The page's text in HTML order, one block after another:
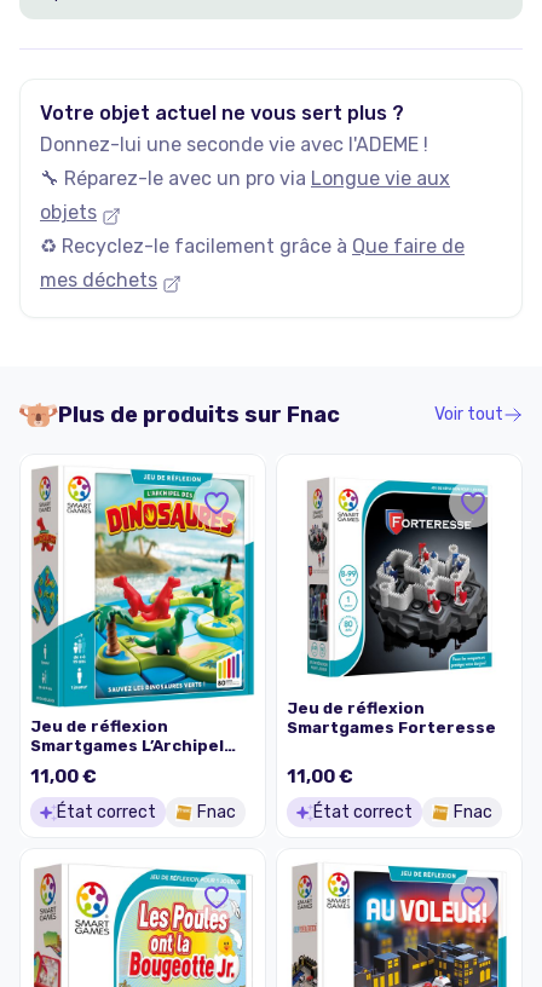
Votre objet actuel ne vous sert plus ?
Donnez-lui une seconde vie avec l'ADEME !
🔧 Réparez-le avec un pro via Longue vie aux
objets
♻️ Recyclez-le facilement grâce à Que faire de
mes déchets
Plus de produits sur Fnac Voir tout
Jeu de réflexion
Smartgames L’Archipel
des Dinosaures
11,00 €
État correct Fnac
Jeu de réflexion
Smartgames Forteresse
11,00 €
État correct Fnac